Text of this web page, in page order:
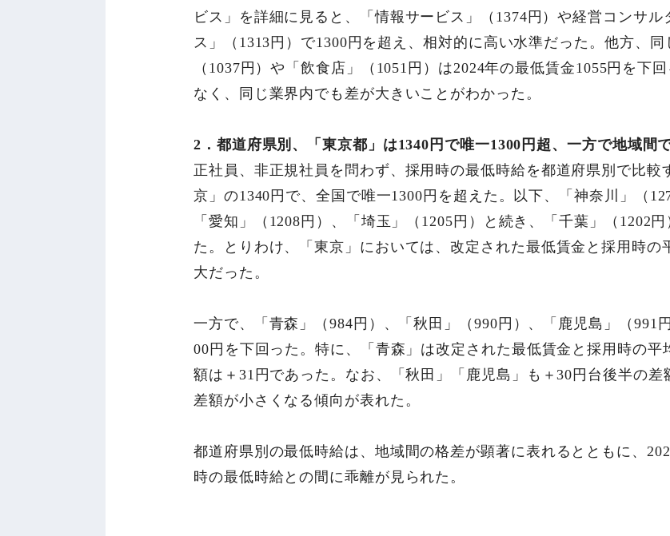
ビス」を詳細に見ると、「情報サービス」（1374円）や経営コンサ
ス」（1313円）で1300円を超え、相対的に高い水準だった。他方、同
（1037円）や「飲食店」（1051円）は2024年の最低賃金1055円を下
なく、同じ業界内でも差が大きいことがわかった。
2．都道府県別、「東京都」は1340円で唯一1300円超、一方で地域間
正社員、非正規社員を問わず、採用時の最低時給を都道府県別で比較
京」の1340円で、全国で唯一1300円を超えた。以下、「神奈川」（
「愛知」（1208円）、「埼玉」（1205円）と続き、「千葉」（1202
た。とりわけ、「東京」においては、改定された最低賃金と採用時の
大だった。
一方で、「青森」（984円）、「秋田」（990円）、「鹿児島」（991
00円を下回った。特に、「青森」は改定された最低賃金と採用時の平
額は＋31円であった。なお、「秋田」「鹿児島」も＋30円台後半の差
差額が小さくなる傾向が表れた。
都道府県別の最低時給は、地域間の格差が顕著に表れるとともに、
時の最低時給との間に乖離が見られた。